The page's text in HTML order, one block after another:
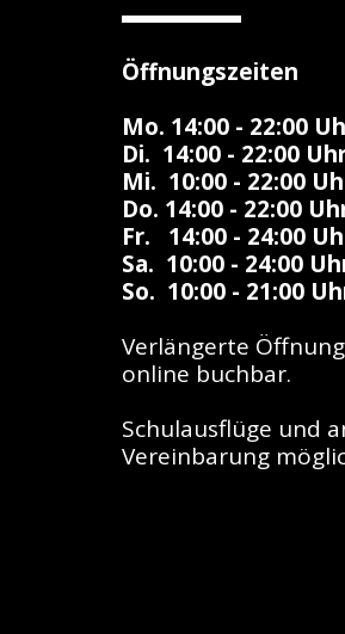
Öffnungszeiten
Mo. 14:00 - 22:00
Di.  14:00 - 22:00
Mi.  10:00 - 22:00
Do. 14:00 - 22:00
Fr.   14:00 - 24:00
Sa.  10:00 - 24:00
So.  10:00 - 21:00
Verlängerte
online buchbar.
Schulausflüge und
Vereinbarung